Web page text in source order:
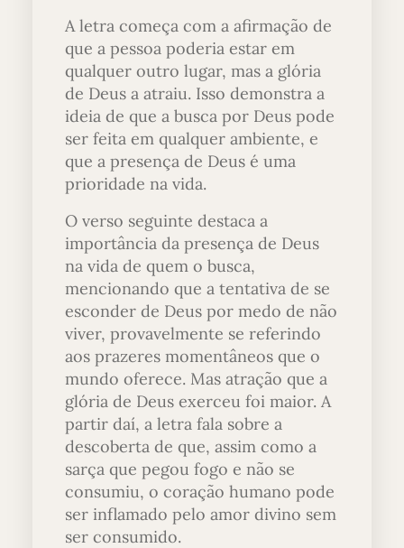
A letra começa com a afirmação de
que a pessoa poderia estar em
qualquer outro lugar, mas a glória
de Deus a atraiu. Isso demonstra a
ideia de que a busca por Deus pode
ser feita em qualquer ambiente, e
que a presença de Deus é uma
prioridade na vida.
O verso seguinte destaca a
importância da presença de Deus
na vida de quem o busca,
mencionando que a tentativa de se
esconder de Deus por medo de não
viver, provavelmente se referindo
aos prazeres momentâneos que o
mundo oferece. Mas atração que a
glória de Deus exerceu foi maior. A
partir daí, a letra fala sobre a
descoberta de que, assim como a
sarça que pegou fogo e não se
consumiu, o coração humano pode
ser inflamado pelo amor divino sem
ser consumido.